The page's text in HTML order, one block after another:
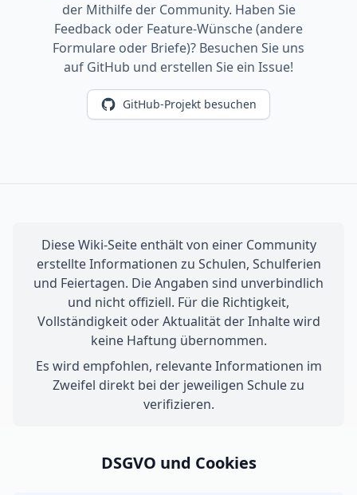
der Mithilfe der Community. Haben Sie
Feedback oder Feature-Wünsche (andere
Formulare oder Briefe)? Besuchen Sie uns
auf GitHub und erstellen Sie ein Issue!
GitHub-Projekt besuchen
Diese Wiki-Seite enthält von einer Community
erstellte Informationen zu Schulen, Schulferien
und Feiertagen. Die Angaben sind unverbindlich
und nicht offiziell. Für die Richtigkeit,
Vollständigkeit oder Aktualität der Inhalte wird
keine Haftung übernommen.
Es wird empfohlen, relevante Informationen im
Zweifel direkt bei der jeweiligen Schule zu
verifizieren.
DSGVO und Cookies